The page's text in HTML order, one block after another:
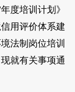
度培训计划》
用评价体系建
法制岗位培训
就有关事项通